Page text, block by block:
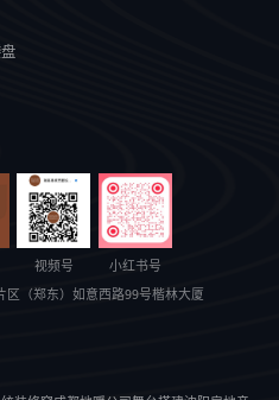
视频号 小红书号
区（郑东）如意西路99号楷林大厦